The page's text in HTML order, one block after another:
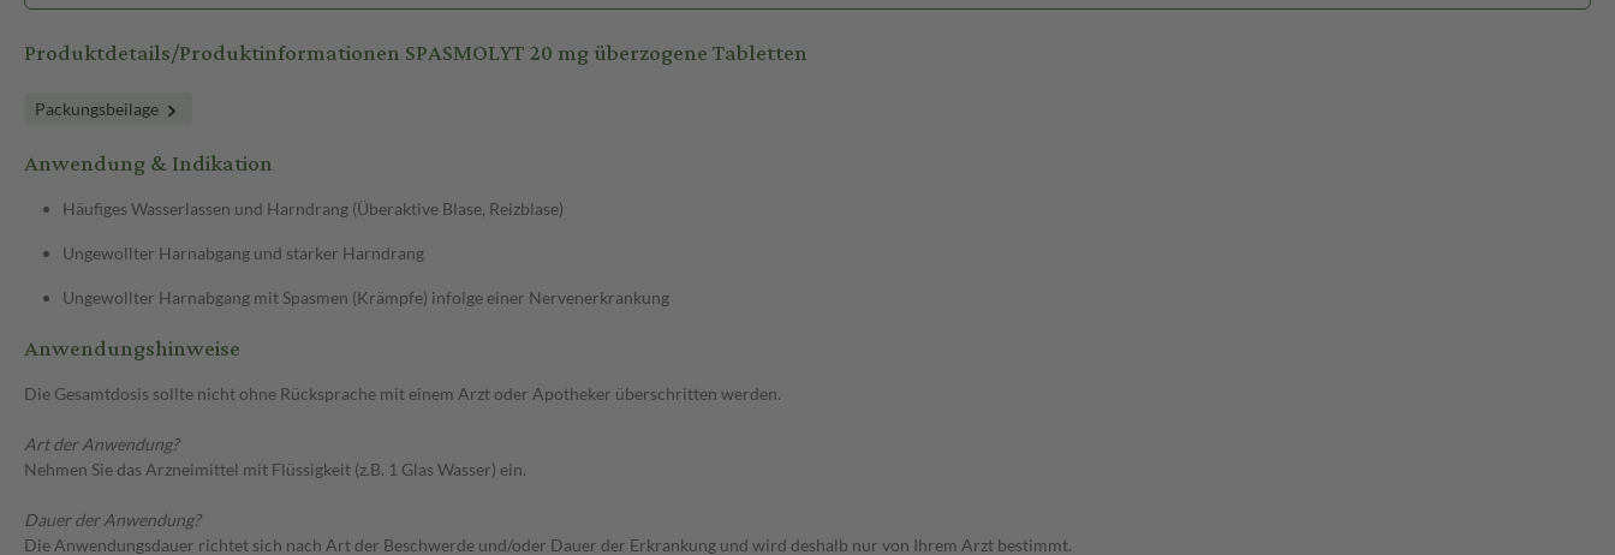
Produktdetails/Produktinformationen SPASMOLYT 20 mg überzogene Tabletten
Packungsbeilage
Anwendung & Indikation
Häufiges Wasserlassen und Harndrang (Überaktive Blase, Reizblase)
Ungewollter Harnabgang und starker Harndrang
Ungewollter Harnabgang mit Spasmen (Krämpfe) infolge einer Nervenerkrankung
Anwendungshinweise
Die Gesamtdosis sollte nicht ohne Rücksprache mit einem Arzt oder Apotheker überschritten werden.
Art der Anwendung?
Nehmen Sie das Arzneimittel mit Flüssigkeit (z.B. 1 Glas Wasser) ein.
Dauer der Anwendung?
Die Anwendungsdauer richtet sich nach Art der Beschwerde und/oder Dauer der Erkrankung und wird deshalb nur von Ihrem Arzt bestimmt.